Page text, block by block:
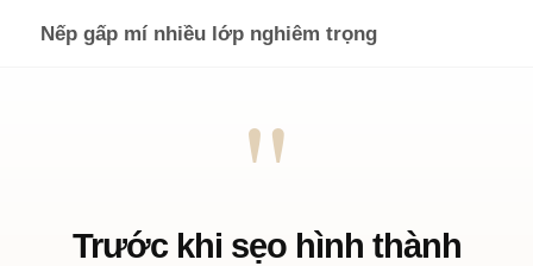
Nếp gấp mí nhiều lớp nghiêm trọng
"
Trước khi sẹo hình thành